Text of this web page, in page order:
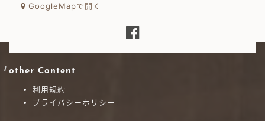
GoogleMapで開く
other Content
利用規約
プライバシーポリシー